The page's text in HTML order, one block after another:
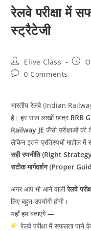
रेलवे परीक्षा में
स्ट्रैटेजी
Post
author:
Elive Class
Post
Post0 Comments
भारतीय रेलवे (Indian
है। हर साल लाखों छात्र RRB
Railway JE जैसी परीक्षाओं की
लेकिन इतने प्रतिस्पर्धी माहौल
सही रणनीति (Right
सटीक मार्गदर्शन (Proper
अगर आप भी आने वालीरेलवे
लिए बहुत उपयोगी होगी।
यहाँ हम बताएंगे —
रेलवे परीक्षा में सफलता पाने